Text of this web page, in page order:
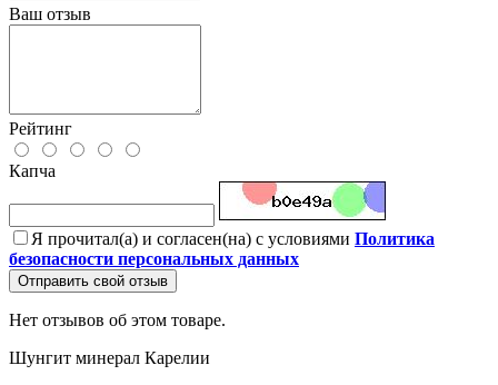
Ваш отзыв
Рейтинг
Капча
Я прочитал(а) и согласен(на) с условиями Политика
безопасности персональных данных
Отправить свой отзыв
Нет отзывов об этом товаре.
Шунгит минерал Карелии